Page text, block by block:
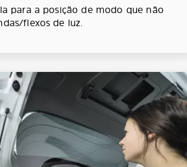
para a posição de modo que não
flexos de luz.